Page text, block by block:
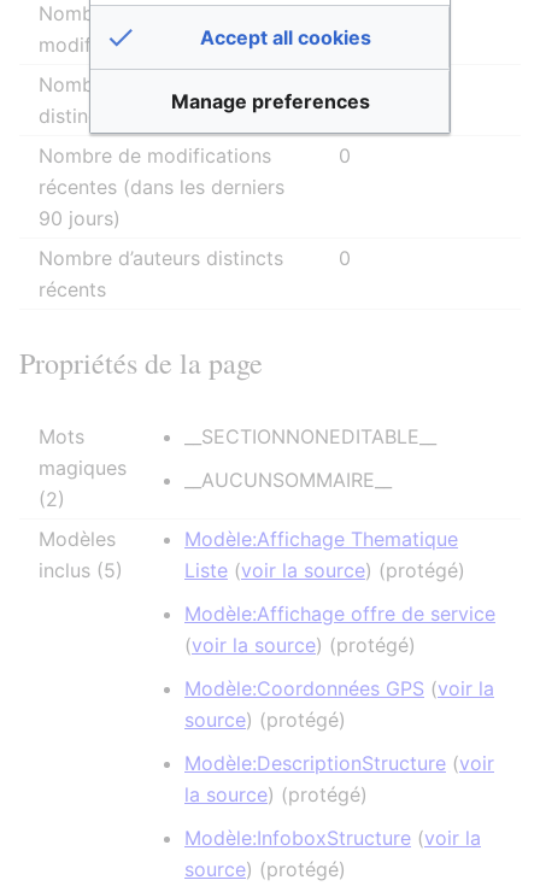
Nombre total de
modifications
7
Nombre total d’auteurs
distincts
Nombre de modifications
récentes (dans les derniers
90 jours)
0
Nombre d’auteurs distincts
récents
0
Propriétés de la page
Mots
magiques
(2)
__SECTIONNONEDITABLE__
__AUCUNSOMMAIRE__
Modèles
inclus (5)
Modèle:Affichage Thematique
Liste (voir la source) (protégé)
Modèle:Affichage offre de service
(voir la source) (protégé)
Modèle:Coordonnées GPS (voir la
source) (protégé)
Modèle:DescriptionStructure (voir
la source) (protégé)
Modèle:InfoboxStructure (voir la
source) (protégé)
Accept all cookies
Manage preferences